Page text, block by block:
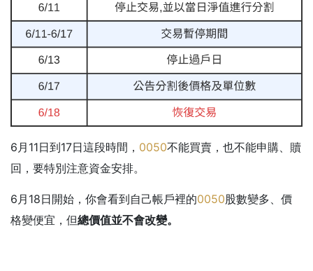
6月11日到17日這段時間， 0050不能買賣，也不能申購、贖
回，要特別注意資金安排。
6月18日開始，你會看到自己帳戶裡的0050股數變多、價
格變便宜，但總價值並不會改變。